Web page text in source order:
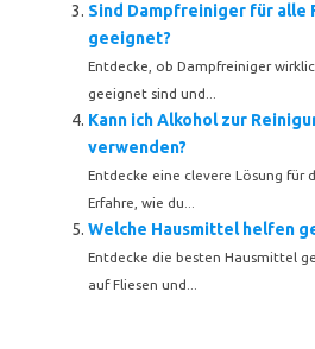
Sind Dampfreiniger für alle
geeignet?
Entdecke, ob Dampfreiniger
geeignet sind und...
Kann ich Alkohol zur
verwenden?
Entdecke eine clevere Lösung für
Erfahre, wie du...
Welche Hausmittel helfen
Entdecke die besten Hausmittel
auf Fliesen und...